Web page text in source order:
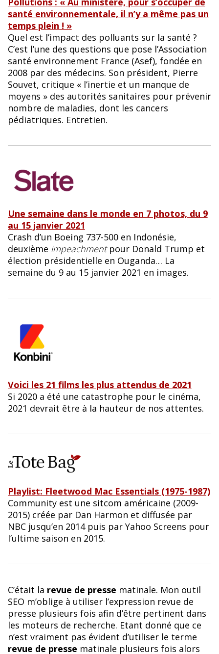
santé environnementale, il n’y a même pas un
temps plein ! »
Quel est l’impact des polluants sur la santé ?
C’est l’une des questions que pose l’Association
santé environnement France (Asef), fondée en
2008 par des médecins. Son président, Pierre
Souvet, critique « l’inertie et un manque de
moyens » des autorités sanitaires pour prévenir
nombre de maladies, dont les cancers
pédiatriques. Entretien.
Une semaine dans le monde en 7 photos, du 9
au 15 janvier 2021
Crash d’un Boeing 737-500 en Indonésie,
deuxième impeachmentpour Donald Trump et
élection présidentielle en Ouganda… La
semaine du 9 au 15 janvier 2021 en images.
Voici les 21 films les plus attendus de 2021
Si 2020 a été une catastrophe pour le cinéma,
2021 devrait être à la hauteur de nos attentes.
Playlist: Fleetwood Mac Essentials (1975-1987)
Community est une sitcom américaine (2009-
2015) créée par Dan Harmon et diffusée par
NBC jusqu’en 2014 puis par Yahoo Screens pour
l’ultime saison en 2015.
C’était la revue de presse matinale. Mon outil
SEO m’oblige à utiliser l’expression revue de
presse plusieurs fois afin d’être pertinent dans
les moteurs de recherche. Etant donné que ce
n’est vraiment pas évident d’utiliser le terme
revue de presse matinale plusieurs fois alors